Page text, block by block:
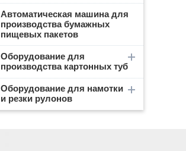
Автоматическая машина для
производства бумажных
пищевых пакетов
Оборудование для
производства картонных туб
Оборудование для намотки
и резки рулонов